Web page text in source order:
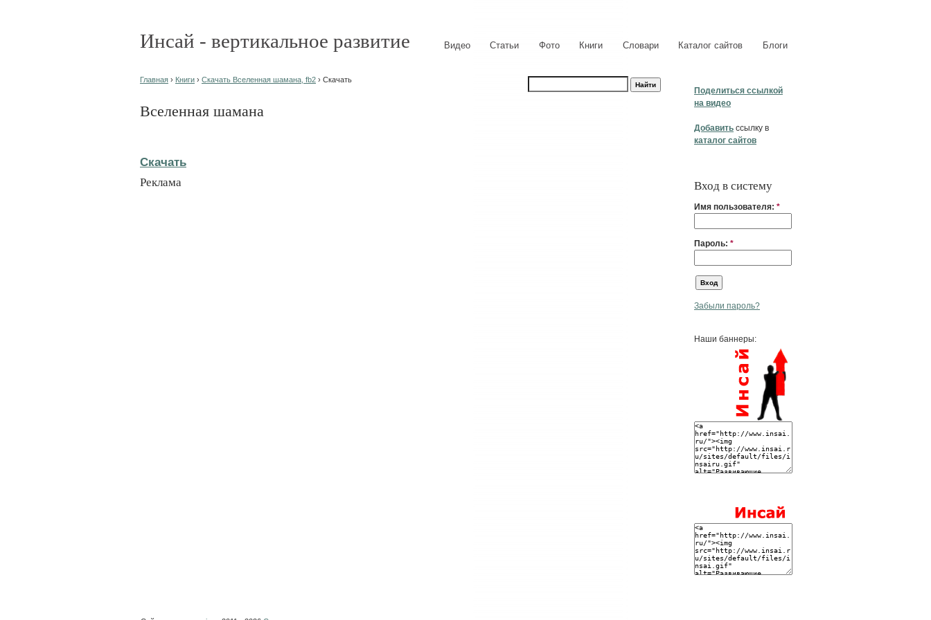
Инсай - вертикальное развитие Видео Статьи Фото Книги Словари Каталог сайтов Блоги
Поделиться ссылкой
на видео
Добавить ссылку в
каталог сайтов
Вход в систему
Имя пользователя: *
Пароль: *
Забыли пароль?
Наши баннеры:
Главная › Книги › Скачать Вселенная шамана, fb2 › Скачать
Вселенная шамана
Скачать
Реклама